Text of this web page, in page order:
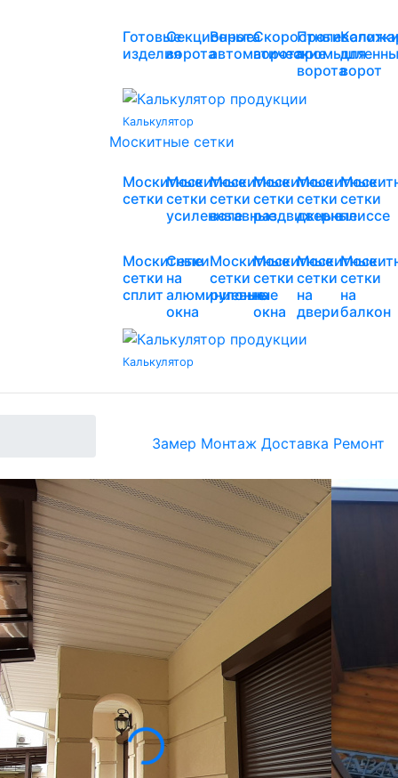
Готовые
изделия
Секционные
ворота
Ворота
автоматические
Скоростные
ворота
ворота
для
ворот
Калькулятор
Москитные сетки
Москитные
сетки
Москитные
сетки
усиленные
Москитные
сетки
вставные
Москитные
сетки
раздвижные
Москитные
сетки
дверные
сетки
плиссе
Москитные
сетки
сплит
Сетки
на
алюминиевые
окна
Москитные
сетки
рулонные
Москитные
сетки
на
окна
Москитные
сетки
на
двери
сетки
на
балкон
Калькулятор
Замер Монтаж Доставка Ремонт
только достаточно разнообразен, но и
из проверенных сертифицированных
фасадов, но гармонично сочетаются